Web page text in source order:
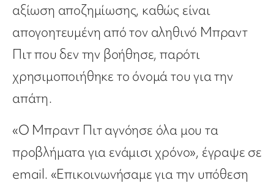
αξίωση αποζημίωσης, καθώς είναι
απογοητευμένη από τον αληθινό Μπραντ
Πιτ που δεν την βοήθησε, παρότι
χρησιμοποιήθηκε το όνομά του για την
απάτη.
«Ο Μπραντ Πιτ αγνόησε όλα μου τα
προβλήματα για ενάμισι χρόνο», έγραψε σε
email. «Επικοινωνήσαμε για την υπόθεση